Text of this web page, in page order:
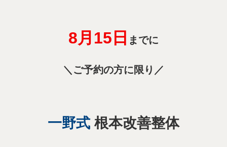
8月15 日 までに
＼ご予約の方に限り／
一野式 根本改善整体